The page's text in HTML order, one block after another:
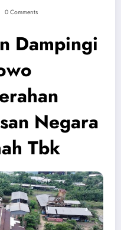
0 Comments
Dampingi
Negara
Tbk